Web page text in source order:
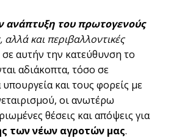
ανάπτυξη του πρωτογενούς
αλλά και περιβαλλοντικές
αυτήν την κατεύθυνση το
αδιάκοπτα, τόσο σε
και τους φορείς με
οι ανωτέρω
θέσεις και απόψεις για
των νέων αγροτών μας.